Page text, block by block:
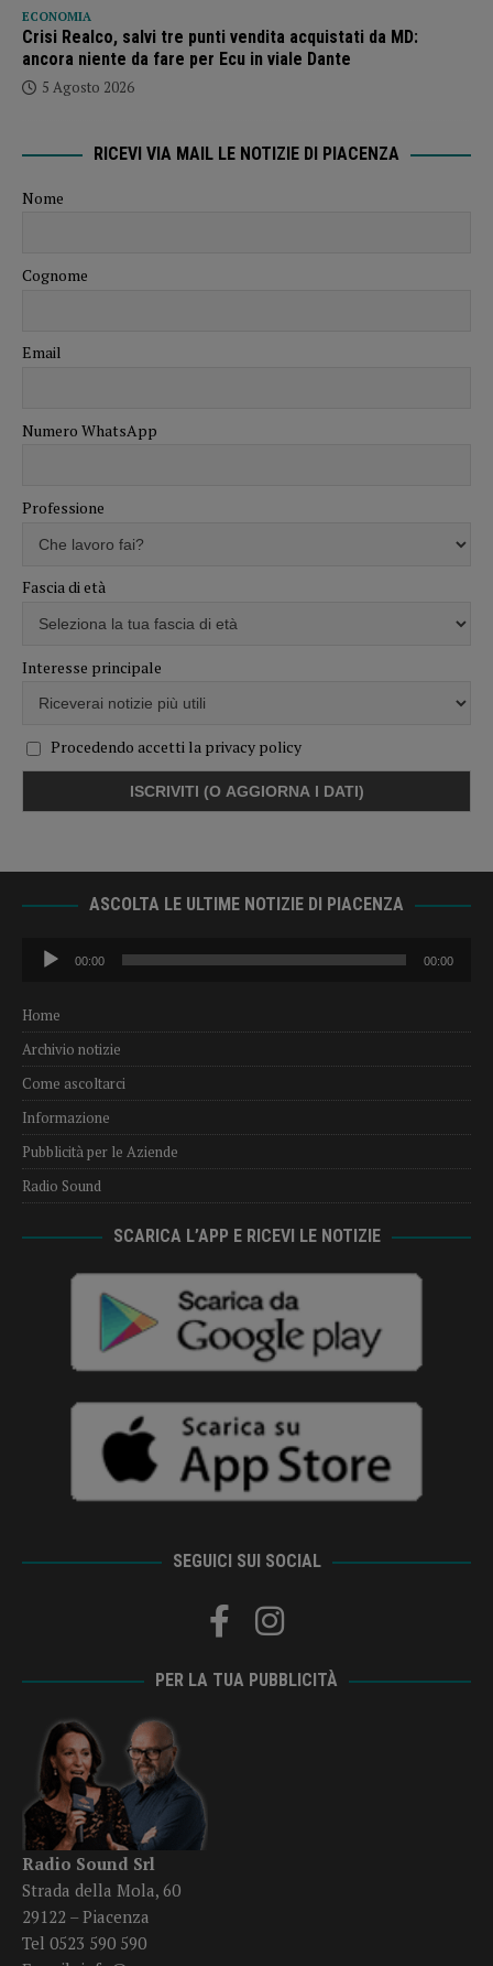
ECONOMIA
Crisi Realco, salvi tre punti vendita acquistati da MD:
ancora niente da fare per Ecu in viale Dante
5 Agosto 2026
RICEVI VIA MAIL LE NOTIZIE DI PIACENZA
Nome
Cognome
Email
Numero WhatsApp
Professione
Fascia di età
Interesse principale
Procedendo accetti la privacy policy
ASCOLTA LE ULTIME NOTIZIE DI PIACENZA
Audio
Player
00:00 00:00
Home
Archivio notizie
Come ascoltarci
Informazione
Pubblicità per le Aziende
Radio Sound
SCARICA L’APP E RICEVI LE NOTIZIE
SEGUICI SUI SOCIAL
PER LA TUA PUBBLICITÀ
Radio Sound Srl
Strada della Mola, 60
29122 – Piacenza
Tel 0523 590 590